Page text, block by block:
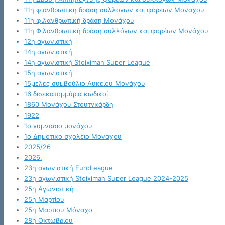
11η φιανθρωπικη δραση συλλογων και φορεων Μοναχου
11η φιλανθρωπική δράση Μονάχου
11η Φιλανθρωπική δράση συλλόγων και φορέων Μονάχου
12η αγωνιστική
14η αγωνιστική
14η αγωνιστική Stoiximan Super League
15η αγωνιστική
15μελες συμβούλιο Λυκείου Μονάχου
16 δισεκατομμύρια κωδικοί
1860 Μονάχου Στουτγκάρδη
1922
1ο γυμνασιο μονάχου
1ο Δημοτικο σχολειο Μοναχου
2025/26
2026.
23η αγωνιστική EuroLeague
23η αγωνιστική Stoiximan Super League 2024-2025
25η Αγωνιστική
25η Μαρτίου
25η Μαρτιου Μόναχο
28η Οκτωβρίου